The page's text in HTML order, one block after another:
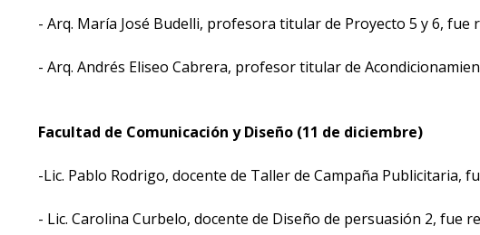
- Arq. María José Budelli, profesora titular de Proyecto 5 y 6, fue
- Arq. Andrés Eliseo Cabrera, profesor titular de
Facultad de Comunicación y Diseño (11 de diciembre)
-Lic. Pablo Rodrigo, docente de Taller de Campaña Publicitaria,
- Lic. Carolina Curbelo, docente de Diseño de persuasión 2, fue